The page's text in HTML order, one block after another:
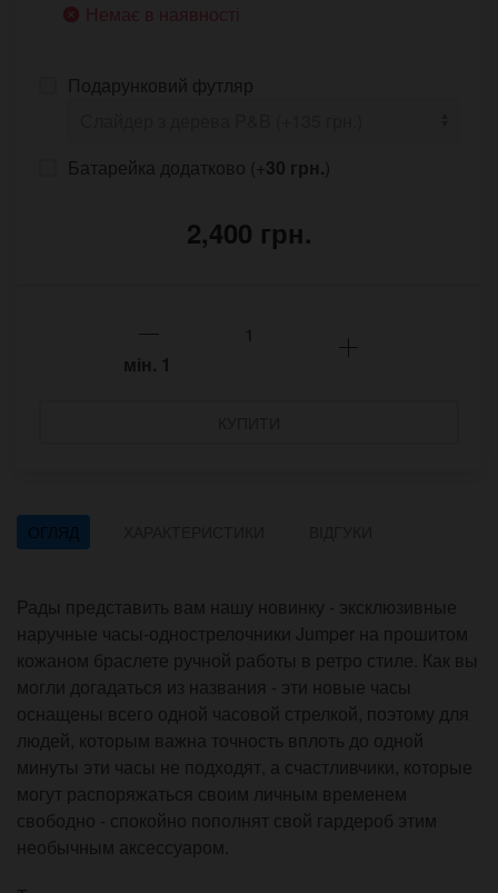
Немає в наявності
Подарунковий футляр
Батарейка додатково (+30 грн.)
2,400 грн.
мін. 1
ОГЛЯД
Рады представить вам нашу новинку - эксклюзивные
наручные часы-однострелочники Jumper на прошитом
кожаном браслете ручной работы в ретро стиле. Как вы
могли догадаться из названия - эти новые часы
оснащены всего одной часовой стрелкой, поэтому для
людей, которым важна точность вплоть до одной
минуты эти часы не подходят, а счастливчики, которые
могут распоряжаться своим личным временем
свободно - спокойно пополнят свой гардероб этим
необычным аксессуаром.